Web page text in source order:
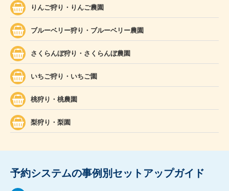
りんご狩り・りんご農園
ブルーベリー狩り・ブルーベリー農園
さくらんぼ狩り・さくらんぼ農園
いちご狩り・いちご園
桃狩り・桃農園
梨狩り・梨園
予約システムの事例別セットアップガイド